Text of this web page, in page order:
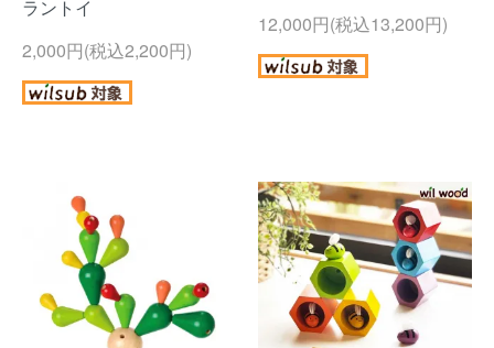
ラントイ
2,000円(税込2,200円)
12,000円(税込13,200円)